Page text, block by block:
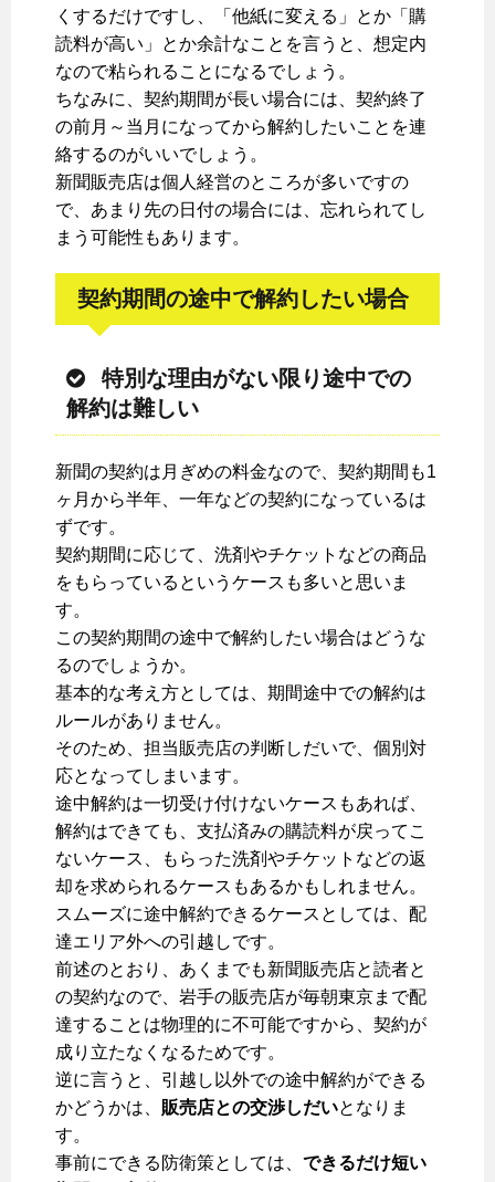
くするだけですし、「他紙に変える」とか「購
読料が高い」とか余計なことを言うと、想定内
なので粘られることになるでしょう。
ちなみに、契約期間が長い場合には、契約終了
の前月～当月になってから解約したいことを連
絡するのがいいでしょう。
新聞販売店は個人経営のところが多いですの
で、あまり先の日付の場合には、忘れられてし
まう可能性もあります。
契約期間の途中で解約したい場合
特別な理由がない限り途中での
解約は難しい
新聞の契約は月ぎめの料金なので、契約期間も1
ヶ月から半年、一年などの契約になっているは
ずです。
契約期間に応じて、洗剤やチケットなどの商品
をもらっているというケースも多いと思いま
す。
この契約期間の途中で解約したい場合はどうな
るのでしょうか。
基本的な考え方としては、期間途中での解約は
ルールがありません。
そのため、担当販売店の判断しだいで、個別対
応となってしまいます。
途中解約は一切受け付けないケースもあれば、
解約はできても、支払済みの購読料が戻ってこ
ないケース、もらった洗剤やチケットなどの返
却を求められるケースもあるかもしれません。
スムーズに途中解約できるケースとしては、配
達エリア外への引越しです。
前述のとおり、あくまでも新聞販売店と読者と
の契約なので、岩手の販売店が毎朝東京まで配
達することは物理的に不可能ですから、契約が
成り立たなくなるためです。
逆に言うと、引越し以外での途中解約ができる
かどうかは、 販売店との交渉しだいとなりま
す。
事前にできる防衛策としては、 できるだけ短い